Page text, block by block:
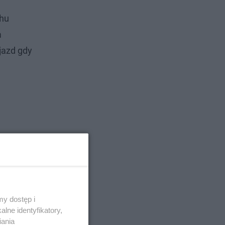
gdy
dostęp i
identyfikatory,